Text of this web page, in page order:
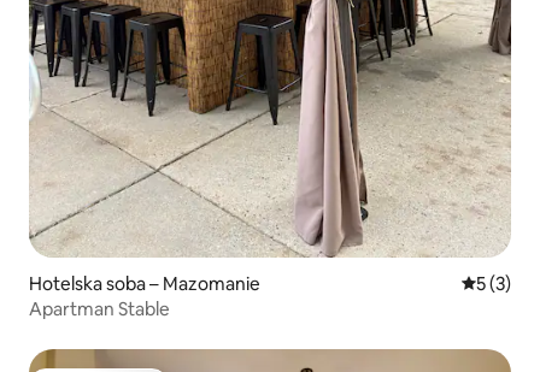
Hotelska soba – Mazomanie
5 (3)
Apartman Stable